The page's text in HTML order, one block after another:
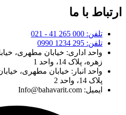
ارتباط با ما
تلفن: 000 265 41 - 021
تلفن: 295 1234 0990
واحد اداری: خیابان مطهری،
زهره، پلاک 14، واحد 1
واحد انبار: خیابان مطهری،
پلاک 14، واحد 2
ایمیل: Info@bahavarit.com